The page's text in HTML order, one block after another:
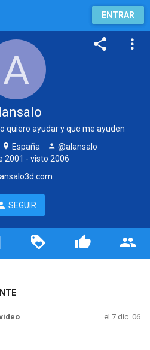
ENTRAR
quiero ayudar y que me ayuden
España
@alansalo
2001 - visto 2006
SEGUIR
el 7 dic. 06